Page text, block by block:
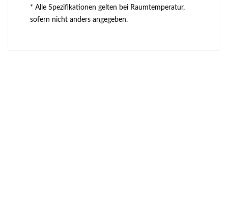
* Alle Spezifikationen gelten bei Raumtemperatur,
sofern nicht anders angegeben.